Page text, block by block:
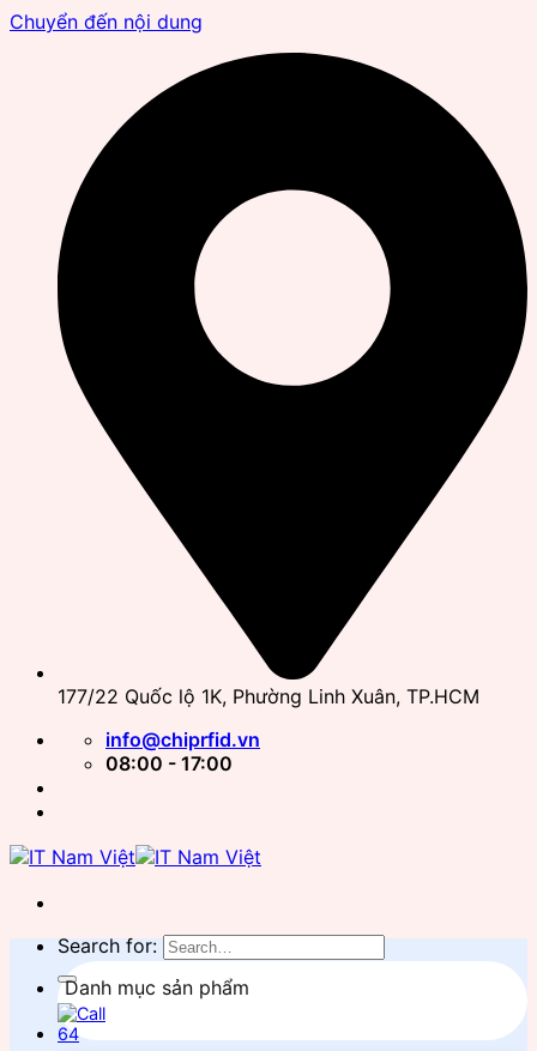
Chuyển đến nội dung
177/22 Quốc lộ 1K, Phường Linh Xuân, TP.HCM
info@chiprfid.vn
08:00 - 17:00
Search for:
Danh mục sản phẩm